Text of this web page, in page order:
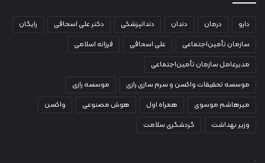
دارو درمان دندان دندانپزشکی دکتر علی اسحاقی
رایگان
سازمان تأمین‌اجتماعی
علی اسحاقی
فرزانه اسلامی
مدیرعامل سازمان تأمین‌اجتماعی
موسسه تحقیقات واکسن و سرم سازی رازی
موسسه رازی
میرهاشم موسوی
همراه اول هوش مصنوعی
واکسن
وزیر بهداشت
گردشگری سلامت